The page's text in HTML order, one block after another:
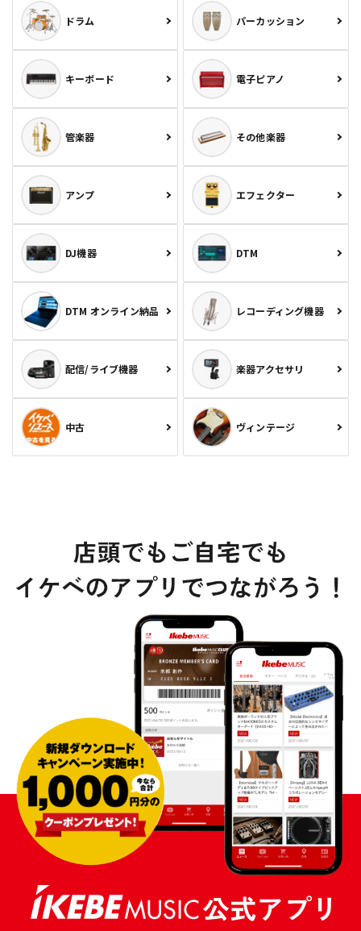
ドラム パーカッション
キーボード 電子ピアノ
管楽器 その他楽器
アンプ エフェクター
DJ機器 DTM
DTM オンライン納品 レコーディング機器
配信/ライブ機器 楽器アクセサリ
中古 ヴィンテージ